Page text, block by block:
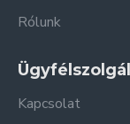
Rólunk
Kapcsolat